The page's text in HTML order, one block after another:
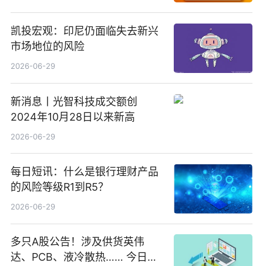
凯投宏观：印尼仍面临失去新兴
市场地位的风险
2026-06-29
新消息丨光智科技成交额创
2024年10月28日以来新高
2026-06-29
每日短讯：什么是银行理财产品
的风险等级R1到R5？
2026-06-29
多只A股公告！涉及供货英伟
达、PCB、液冷散热…… 今日快